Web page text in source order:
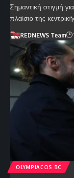
Σημαντική στιγμή
πλαίσιο της
REDNEWS Team
OLYMPIACOS BC